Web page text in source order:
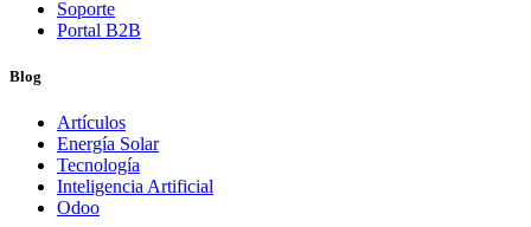
Soporte
Portal B2B
Blog
Artículos
Energía Solar
Tecnología
Inteligencia Artificial
Odoo